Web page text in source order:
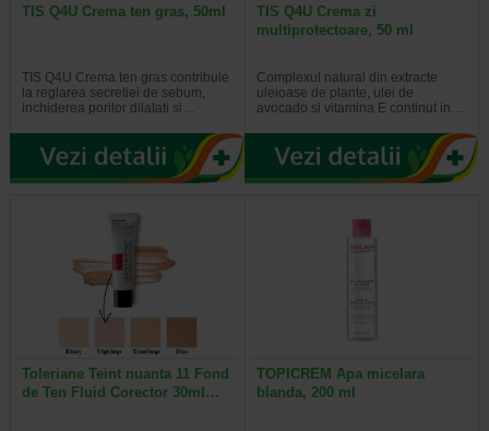
TIS Q4U Crema ten gras, 50ml
TIS Q4U Crema ten gras contribuie
la reglarea secretiei de sebum,
inchiderea porilor dilatati si…
TIS Q4U Crema zi
multiprotectoare, 50 ml
Complexul natural din extracte
uleioase de plante, ulei de
avocado si vitamina E continut in…
Toleriane Teint nuanta 11 Fond
de Ten Fluid Corector 30ml…
TOPICREM Apa micelara
blanda, 200 ml